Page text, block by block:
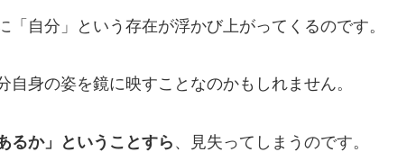
「自分」という存在が浮かび上がってくるのです。
自身の姿を鏡に映すことなのかもしれません。
るか」ということすら 、見失ってしまうのです。